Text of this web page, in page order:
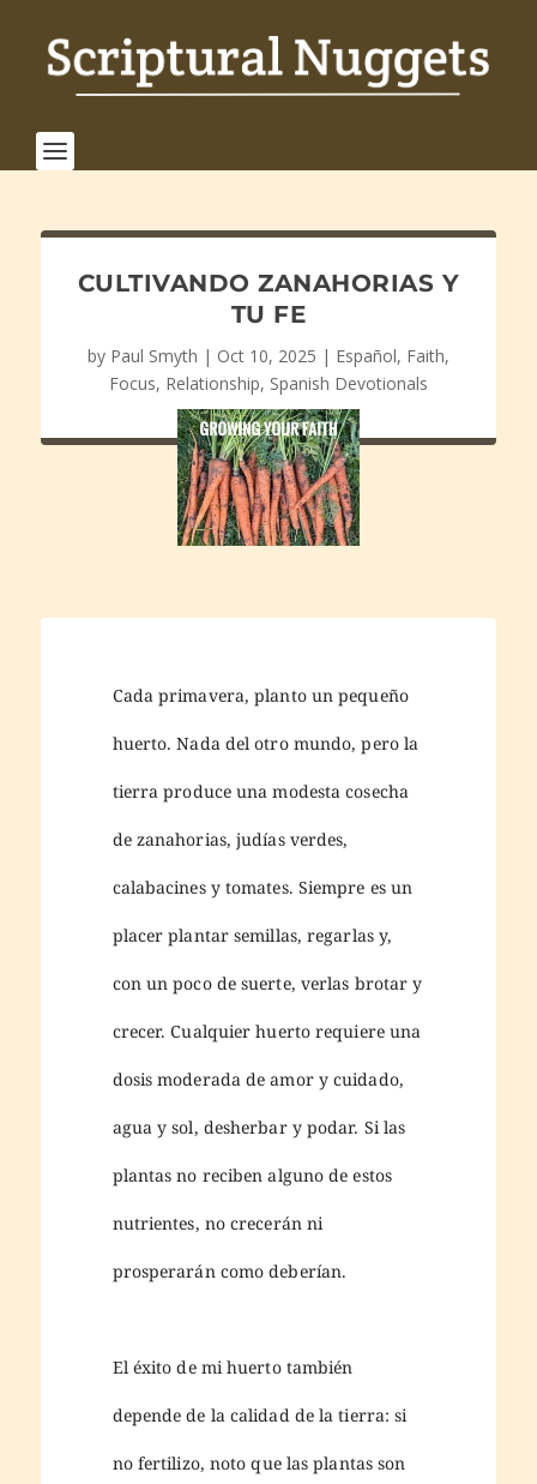
CULTIVANDO ZANAHORIAS Y
TU FE
by Paul Smyth | Oct 10, 2025 | Español, Faith,
Focus, Relationship, Spanish Devotionals
Cada primavera, planto un pequeño
huerto. Nada del otro mundo, pero la
tierra produce una modesta cosecha
de zanahorias, judías verdes,
calabacines y tomates. Siempre es un
placer plantar semillas, regarlas y,
con un poco de suerte, verlas brotar y
crecer. Cualquier huerto requiere una
dosis moderada de amor y cuidado,
agua y sol, desherbar y podar. Si las
plantas no reciben alguno de estos
nutrientes, no crecerán ni
prosperarán como deberían.
El éxito de mi huerto también
depende de la calidad de la tierra: si
no fertilizo, noto que las plantas son